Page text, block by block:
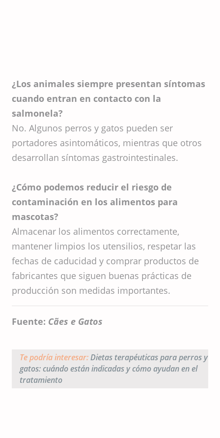
¿Los animales siempre presentan síntomas
cuando entran en contacto con la
salmonela?
No. Algunos perros y gatos pueden ser
portadores asintomáticos, mientras que otros
desarrollan síntomas gastrointestinales.
¿Cómo podemos reducir el riesgo de
contaminación en los alimentos para
mascotas?
Almacenar los alimentos correctamente,
mantener limpios los utensilios, respetar las
fechas de caducidad y comprar productos de
fabricantes que siguen buenas prácticas de
producción son medidas importantes.
Fuente: Cães e Gatos
Te podría interesar:Dietas terapéuticas para perros y
gatos: cuándo están indicadas y cómo ayudan en el
tratamiento